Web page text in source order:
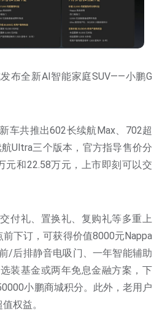
布全新AI智能家庭SUV——小鹏G
车共推出602长续航Max、702超
Ultra三个版本，官方指导售价分
元和22.58万元，上市即刻可以交
付礼、置换礼、复购礼等多重上
下订，可获得价值8000元Nappa
/后排静音电吸门、一年智能辅助
装基金或两年免息金融方案，下
小鹏商城积分。此外，老用户
权益。